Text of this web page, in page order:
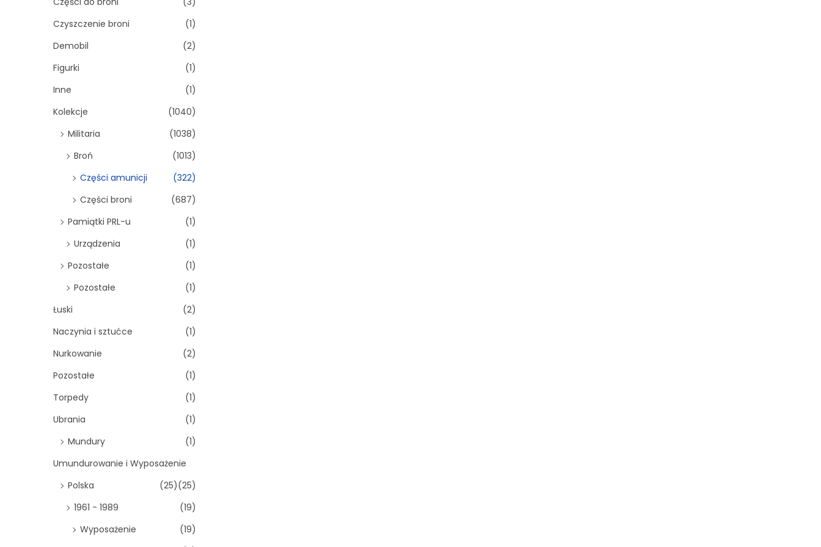
Czyszczenie broni
(1)
Demobil
(2)
Figurki
(1)
Inne
(1)
Kolekcje
(1040)
Militaria
(1038)
Broń
(1013)
Części amunicji
(322)
Części broni
(687)
Pamiątki PRL-u
(1)
Urządzenia
(1)
Pozostałe
(1)
Pozostałe
(1)
Łuski
(2)
Naczynia i sztućce
(1)
Nurkowanie
(2)
Pozostałe
(1)
Torpedy
(1)
Ubrania
(1)
Mundury
(1)
Umundurowanie i Wyposażenie
(25)
Polska
(25)
1961 - 1989
(19)
Wyposażenie
(19)